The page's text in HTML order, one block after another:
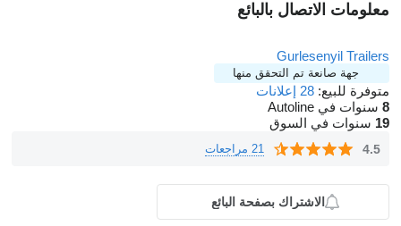
معلومات الاتصال بالبائع
Gurlesenyil Trailers
جهة صانعة تم التحقق منها
متوفرة للبيع: 28 إعلانات
8 سنوات في Autoline
19 سنوات في السوق
4.5 21 مراجعات
الاشتراك بصفحة البائع